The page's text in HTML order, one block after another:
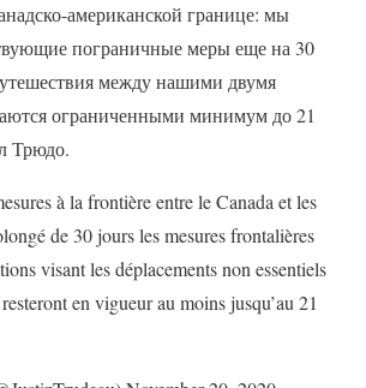
американской границе: мы
пограничные меры еще на 30
между нашими двумя
ограниченными минимум до 21
Трюдо.
à la frontière entre le Canada et les
de 30 jours les mesures frontalières
visant les déplacements non essentiels
en vigueur au moins jusqu’au 21